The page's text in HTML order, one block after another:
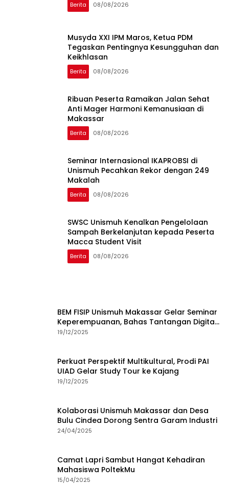
Berita 08/08/2026
Musyda XXI IPM Maros, Ketua PDM
Tegaskan Pentingnya Kesungguhan dan
Keikhlasan
Berita 08/08/2026
Ribuan Peserta Ramaikan Jalan Sehat
Anti Mager Harmoni Kemanusiaan di
Makassar
Berita 08/08/2026
Seminar Internasional IKAPROBSI di
Unismuh Pecahkan Rekor dengan 249
Makalah
Berita 08/08/2026
SWSC Unismuh Kenalkan Pengelolaan
Sampah Berkelanjutan kepada Peserta
Macca Student Visit
Berita 08/08/2026
BEM FISIP Unismuh Makassar Gelar Seminar
Keperempuanan, Bahas Tantangan Digital
dan Budaya Lokal
19/12/2025
Perkuat Perspektif Multikultural, Prodi PAI
UIAD Gelar Study Tour ke Kajang
19/12/2025
Kolaborasi Unismuh Makassar dan Desa
Bulu Cindea Dorong Sentra Garam Industri
24/04/2025
Camat Lapri Sambut Hangat Kehadiran
Mahasiswa PoltekMu
15/04/2025